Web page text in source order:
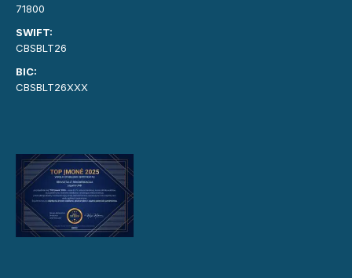
71800
SWIFT:
CBSBLT26
BIC:
CBSBLT26XXX